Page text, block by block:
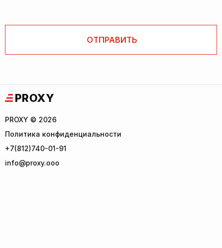
PROXY
PROXY © 2026
Политика конфиденциальности
+7(812)740-01-91
info@proxy.ooo